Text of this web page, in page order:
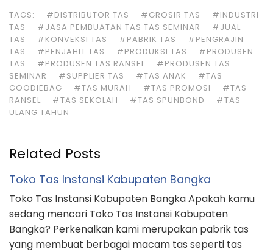
TAGS: #DISTRIBUTOR TAS #GROSIR TAS
#INDUSTRI
TAS
#JASA PEMBUATAN TAS TAS SEMINAR
#JUAL
TAS
#KONVEKSI TAS #PABRIK TAS
#PENGRAJIN
TAS
#PENJAHIT TAS #PRODUKSI TAS
#PRODUSEN
TAS
#PRODUSEN TAS RANSEL
#PRODUSEN TAS
SEMINAR
#SUPPLIER TAS #TAS ANAK
#TAS
GOODIEBAG
#TAS MURAH #TAS PROMOSI
#TAS
RANSEL
#TAS SEKOLAH #TAS SPUNBOND
#TAS
ULANG TAHUN
Related Posts
Toko Tas Instansi Kabupaten Bangka
Toko Tas Instansi Kabupaten Bangka Apakah kamu
sedang mencari Toko Tas Instansi Kabupaten
Bangka? Perkenalkan kami merupakan pabrik tas
yang membuat berbagai macam tas seperti tas